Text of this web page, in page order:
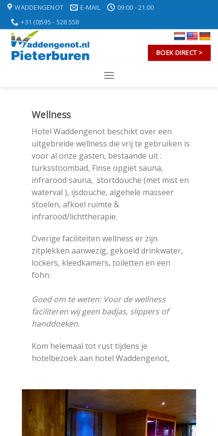
Skip
content
WADDENGENOT E-MAIL
09:00 - 21:00
+31 (0)595 - 528 558
BOEK DIRECT >
Wellness
Hotel Waddengenot beschikt over een
uitgebreide wellness die vrij te gebruiken is
voor al onze gasten, bestaande uit :
turksstoombad, Finse opgiet sauna,
infrarood sauna, stortdouche (met mist en
waterval ), ijsdouche, algehele masseer
stoelen, afkoel ruimte &
infrarood/lichttherapie.
Overige faciliteiten wellness er zijn
zitplekken aanwezig, gekoeld drinkwater,
lockers, kleedkamers, toiletten en een
föhn.
Goed om te weten: Voor de wellness
faciliteren wij geen badjas, slippers of
handdoeken.
Kom helemaal tot rust tijdens je
hotelbezoek aan hotel Waddengenot,